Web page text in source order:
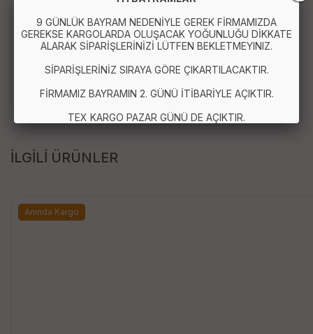
Paket İçeriği : 1 Adet 200 Gr Koku Giderici Torba
İLGİLİ ÜRÜNLER
Anında Kargo
9 GÜNLÜK BAYRAM NEDENİYLE GEREK FİRMAMIZDA
GEREKSE KARGOLARDA OLUŞACAK YOĞUNLUĞU DİKKATE
ALARAK SİPARİŞLERİNİZİ LÜTFEN BEKLETMEYINIZ.
SİPARİŞLERİNİZ SIRAYA GÖRE ÇIKARTILACAKTIR.
FİRMAMIZ BAYRAMIN 2. GÜNÜ İTİBARİYLE AÇIKTIR.
TEX KARGO PAZAR GÜNÜ DE AÇIKTIR.